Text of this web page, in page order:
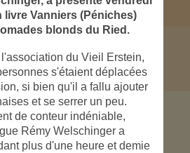
livre Vanniers (Péniches)
blonds du Ried.
l'association du Vieil Erstein,
s'étaient déplacées
si bien qu'il a fallu ajouter
et se serrer un peu.
de conteur indéniable,
Rémy Welschinger a
plus d'une heure et demie